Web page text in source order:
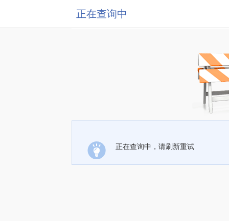
正在查询中
正在查询中，请刷新重试